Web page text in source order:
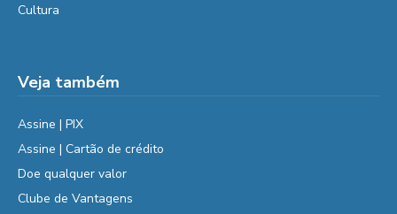
Cultura
Veja também
Assine | PIX
Assine | Cartão de crédito
Doe qualquer valor
Clube de Vantagens